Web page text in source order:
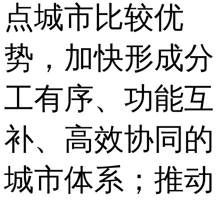
点城市比较优
势，加快形成分
工有序、功能互
补、高效协同的
城市体系；推动